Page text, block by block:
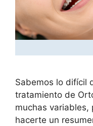
Sabemos lo difícil
tratamiento de
muchas variables,
hacerte un